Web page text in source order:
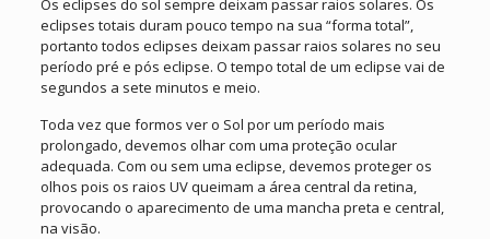
Os eclipses do sol sempre deixam passar raios solares. Os
eclipses totais duram pouco tempo na sua “forma total”,
portanto todos eclipses deixam passar raios solares no seu
período pré e pós eclipse. O tempo total de um eclipse vai de
segundos a sete minutos e meio.
Toda vez que formos ver o Sol por um período mais
prolongado, devemos olhar com uma proteção ocular
adequada. Com ou sem uma eclipse, devemos proteger os
olhos pois os raios UV queimam a área central da retina,
provocando o aparecimento de uma mancha preta e central,
na visão.